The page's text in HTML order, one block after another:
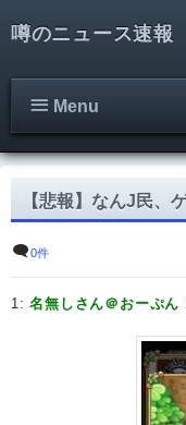
噂のニュース速報
Menu
【悲報】なんJ民、
0件
1:名無しさん＠おーぷん